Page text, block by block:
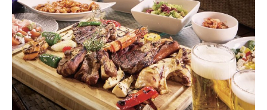
を撮影させていただくことができました。 購入したものは可愛
い袋に入れて下さいました。 子どもは、冷やして食べたいと言
うので今回は冷やして食べましたが、ブリュレのほろ苦さとカス
タードの甘さが合わさって美味しかったです。プレーンのワッフ
ルもサクサクで「おいしい！｣と言いながら全部完食しました。
ちなみにワッフルをオーブントースターで1分半チン♫チョコレ
ートがかかっているものは必ずアルミホイルを敷いて焦げないよ
うにチンすると、美味しく召し上がれるそうです。 ワッフルの